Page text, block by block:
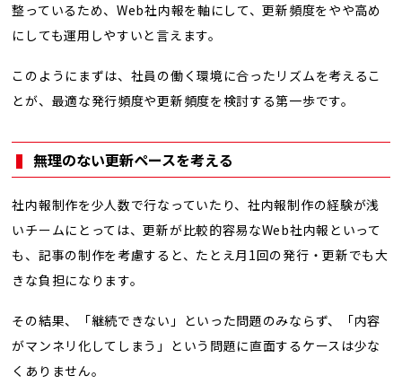
整っているため、Web社内報を軸にして、更新頻度をやや高め
にしても運用しやすいと言えます。
このようにまずは、社員の働く環境に合ったリズムを考えるこ
とが、最適な発行頻度や更新頻度を検討する第一歩です。
無理のない更新ペースを考える
社内報制作を少人数で行なっていたり、社内報制作の経験が浅
いチームにとっては、更新が比較的容易なWeb社内報といって
も、記事の制作を考慮すると、たとえ月1回の発行・更新でも大
きな負担になります。
その結果、「継続できない」といった問題のみならず、「内容
がマンネリ化してしまう」という問題に直面するケースは少な
くありません。